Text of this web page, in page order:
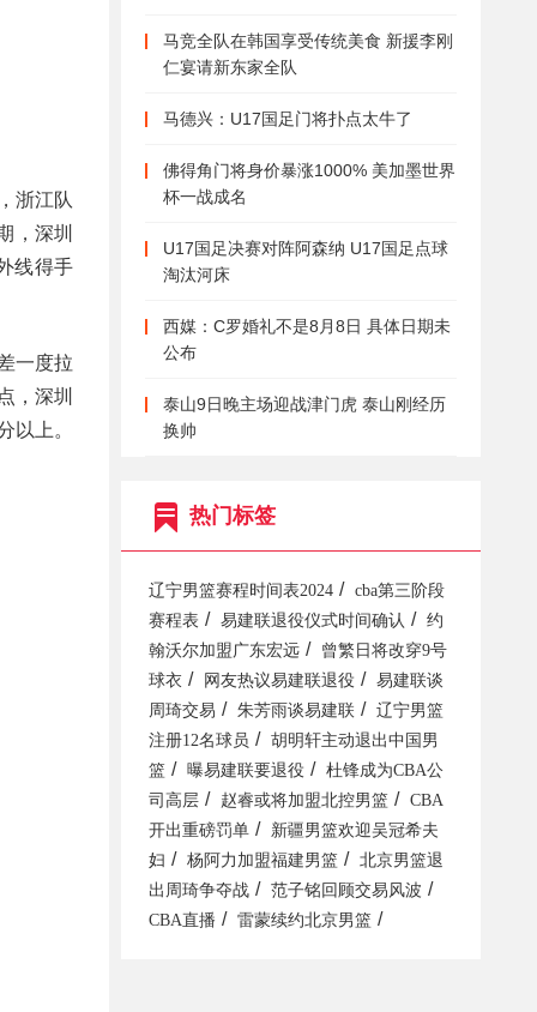
浙江队
，深圳
线得手
一度拉
，深圳
以上。
马竞全队在韩国享受传统美食 新援李刚
仁宴请新东家全队
马德兴：U17国足门将扑点太牛了
佛得角门将身价暴涨1000% 美加墨世界
杯一战成名
U17国足决赛对阵阿森纳 U17国足点球
淘汰河床
西媒：C罗婚礼不是8月8日 具体日期未
公布
泰山9日晚主场迎战津门虎 泰山刚经历
换帅
热门标签
辽宁男篮赛程时间表2024 /
cba第三阶段
赛程表 / 易建联退役仪式时间确认 /
约
翰沃尔加盟广东宏远 /
曾繁日将改穿9号
球衣 / 网友热议易建联退役 /
易建联谈
周琦交易 / 朱芳雨谈易建联 /
辽宁男篮
注册12名球员 /
胡明轩主动退出中国男
篮 / 曝易建联要退役 /
杜锋成为CBA公
司高层 / 赵睿或将加盟北控男篮 /
CBA
开出重磅罚单 /
新疆男篮欢迎吴冠希夫
妇 / 杨阿力加盟福建男篮 /
北京男篮退
出周琦争夺战 / 范子铭回顾交易风波 /
CBA直播 / 雷蒙续约北京男篮 /